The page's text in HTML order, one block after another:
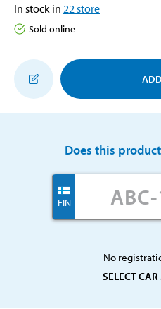
In stock in 22 store
Sold online
Does this
FIN
No
SELECT